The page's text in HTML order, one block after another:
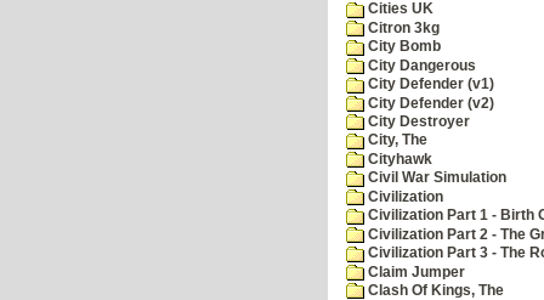
Cities UK
Citron 3kg
City Bomb
City Dangerous
City Defender (v1)
City Defender (v2)
City Destroyer
City, The
Cityhawk
Civil War Simulation
Civilization
Civilization Part 1 - Birth
Civilization Part 2 - The
Civilization Part 3 - The
Claim Jumper
Clash Of Kings, The